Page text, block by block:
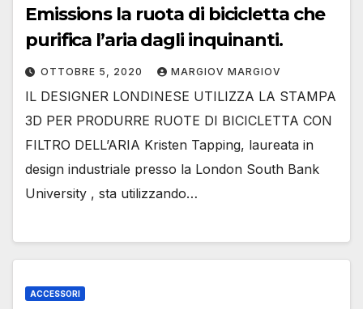
Emissions la ruota di bicicletta che
purifica l’aria dagli inquinanti.
OTTOBRE 5, 2020 MARGIOV MARGIOV
IL DESIGNER LONDINESE UTILIZZA LA STAMPA
3D PER PRODURRE RUOTE DI BICICLETTA CON
FILTRO DELL’ARIA Kristen Tapping, laureata in
design industriale presso la London South Bank
University , sta utilizzando…
ACCESSORI